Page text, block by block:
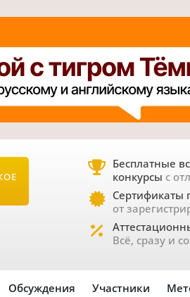
Бесплатные
конкурсы с
Сертификаты
от
Всё, сразу и
Обсуждения Участники